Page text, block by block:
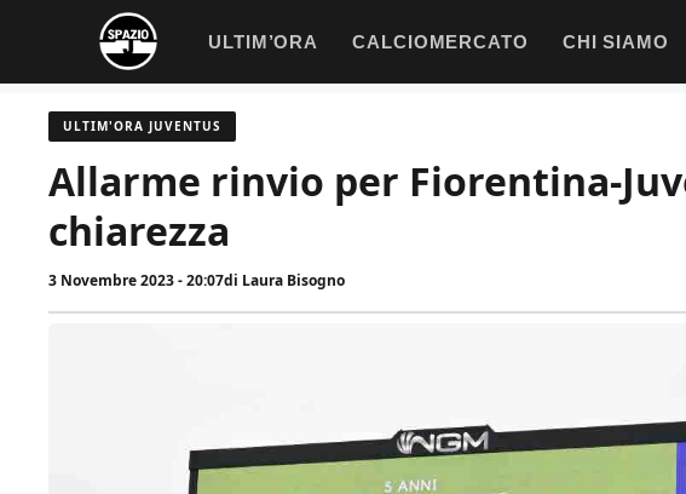
contenuto
ULTIM’ORA CALCIOMERCATO CHI SIAMO
ULTIM'ORA JUVENTUS
Allarme rinvio per Fiorentina-
chiarezza
3 Novembre 2023 - 20:07di Laura Bisogno